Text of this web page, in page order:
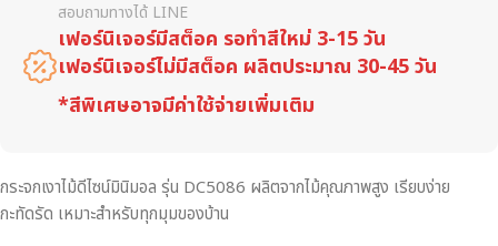
สอบถามทางได้ LINE
เฟอร์นิเจอร์มีสต็อค รอทำสีใหม่ 3-15 วัน
เฟอร์นิเจอร์ไม่มีสต็อค ผลิตประมาณ 30-45 วัน
*สีพิเศษอาจมีค่าใช้จ่ายเพิ่มเติม
กระจกเงาไม้ดีไซน์มินิมอล รุ่น DC5086 ผลิตจากไม้คุณภาพสูง เรียบง่าย
กะทัดรัด เหมาะสำหรับทุกมุมของบ้าน